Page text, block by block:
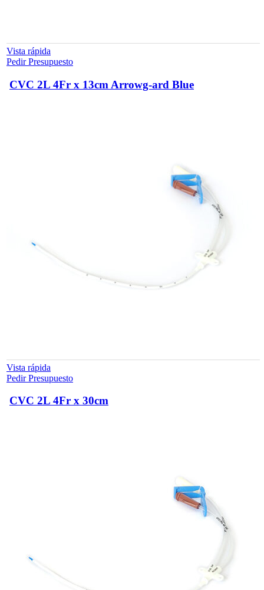
Vista rápida
Pedir Presupuesto
CVC 2L 4Fr x 13cm Arrowg-ard Blue
Vista rápida
Pedir Presupuesto
CVC 2L 4Fr x 30cm